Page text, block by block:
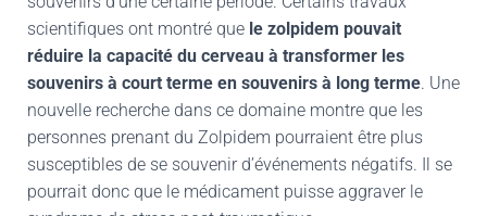
scientifiques ont montré que le zolpidem pouvait
réduire la capacité du cerveau à transformer les
souvenirs à court terme en souvenirs à long terme. Une
nouvelle recherche dans ce domaine montre que les
personnes prenant du Zolpidem pourraient être plus
susceptibles de se souvenir d’événements négatifs. Il se
pourrait donc que le médicament puisse aggraver le